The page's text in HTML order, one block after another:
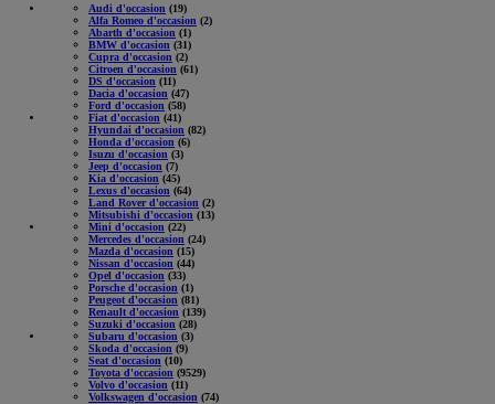
Audi d'occasion (19)
Alfa Romeo d'occasion (2)
Abarth d'occasion (1)
BMW d'occasion (31)
Cupra d'occasion (2)
Citroen d'occasion (61)
DS d'occasion (11)
Dacia d'occasion (47)
Ford d'occasion (58)
Fiat d'occasion (41)
Hyundai d'occasion (82)
Honda d'occasion (6)
Isuzu d'occasion (3)
Jeep d'occasion (7)
Kia d'occasion (45)
Lexus d'occasion (64)
Land Rover d'occasion (2)
Mitsubishi d'occasion (13)
Mini d'occasion (22)
Mercedes d'occasion (24)
Mazda d'occasion (15)
Nissan d'occasion (44)
Opel d'occasion (33)
Porsche d'occasion (1)
Peugeot d'occasion (81)
Renault d'occasion (139)
Suzuki d'occasion (28)
Subaru d'occasion (3)
Skoda d'occasion (9)
Seat d'occasion (10)
Toyota d'occasion (9529)
Volvo d'occasion (11)
Volkswagen d'occasion (74)